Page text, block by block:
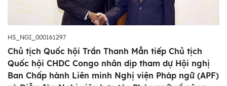
HS_NGI_000161297
Chủ tịch Quốc hội Trần Thanh Mẫn tiếp Chủ tịch
Quốc hội CHDC Congo nhân dịp tham dự Hội nghị
Ban Chấp hành Liên minh Nghị viện Pháp ngữ (APF)